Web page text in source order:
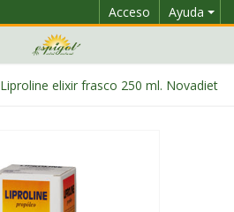
Ayuda
Acceso
Liproline elixir frasco 250 ml. Novadiet